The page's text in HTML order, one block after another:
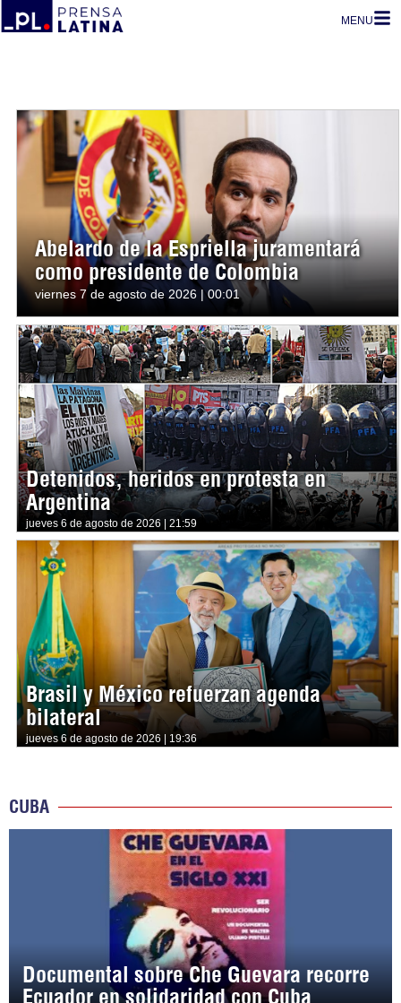
MENU
Abelardo de la Espriella juramentará
como presidente de Colombia
viernes 7 de agosto de 2026 | 00:01
Detenidos, heridos en protesta en
Argentina
jueves 6 de agosto de 2026 | 21:59
Brasil y México refuerzan agenda
bilateral
jueves 6 de agosto de 2026 | 19:36
CUBA
Documental sobre Che Guevara recorre
Ecuador en solidaridad con Cuba